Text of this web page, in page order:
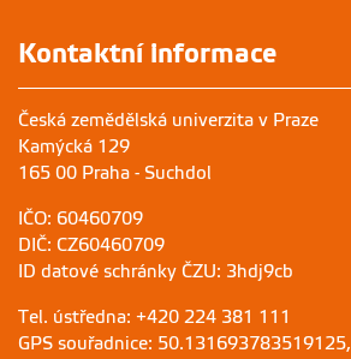
Kontaktní informace
Česká zemědělská univerzita v Praze
Kamýcká 129
165 00 Praha - Suchdol
IČO: 60460709
DIČ: CZ60460709
ID datové schránky ČZU: 3hdj9cb
Tel. ústředna: +420 224 381 111
GPS souřadnice: 50.131693783519125,